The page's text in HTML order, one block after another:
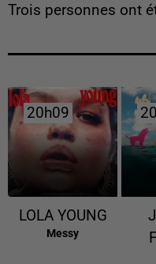
Trois personnes ont
20h09
20h09
LOLA YOUNG
Messy